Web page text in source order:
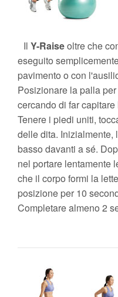
Il Y-Raiseoltre che
eseguito
pavimento o con
Posizionare la palla
cercando di far
Tenere i piedi uniti,
delle dita. Inizialmente,
basso davanti a sé.
nel portare lentamente
che il corpo formi la
posizione per 10
Completare almeno 2